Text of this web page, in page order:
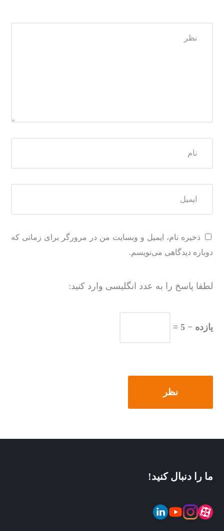
ذخیره نام، ایمیل و وبسایت من در مرورگر برای زمانی که
دوباره دیدگاهی می‌نویسم.
لطفا پاسخ را به عدد انگلیسی وارد کنید:
یازده − 5 =
ما را دنبال کنید!